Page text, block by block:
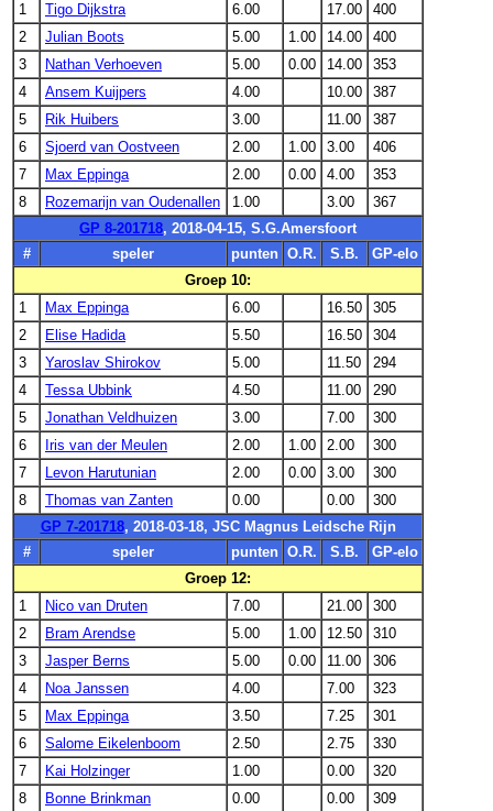
1
Tigo Dijkstra 6.00 17.00
400
2
Julian Boots 5.00 1.00 14.00
400
3
Nathan Verhoeven 5.00 0.00 14.00
353
4
Ansem Kuijpers 4.00 10.00
387
5
Rik Huibers 3.00 11.00
387
6
Sjoerd van Oostveen 2.00 1.00 3.00
406
7
Max Eppinga 2.00 0.00 4.00
353
8
Rozemarijn van Oudenallen 1.00 3.00
367
GP 8-201718, 2018-04-15, S.G.Amersfoort
#
speler punten O.R. S.B.
GP-elo
Groep 10:
1
Max Eppinga 6.00 16.50
305
2
Elise Hadida 5.50 16.50
304
3
Yaroslav Shirokov 5.00 11.50
294
4
Tessa Ubbink 4.50 11.00
290
5
Jonathan Veldhuizen 3.00 7.00
300
6
Iris van der Meulen 2.00 1.00 2.00
300
7
Levon Harutunian 2.00 0.00 3.00
300
8
Thomas van Zanten 0.00 0.00
300
GP 7-201718, 2018-03-18, JSC Magnus Leidsche Rijn
#
speler punten O.R. S.B.
GP-elo
Groep 12:
1
Nico van Druten 7.00 21.00
300
2
Bram Arendse 5.00 1.00 12.50
310
3
Jasper Berns 5.00 0.00 11.00
306
4
Noa Janssen 4.00 7.00
323
5
Max Eppinga 3.50 7.25
301
6
Salome Eikelenboom 2.50 2.75
330
7
Kai Holzinger 1.00 0.00
320
8
Bonne Brinkman 0.00 0.00 309